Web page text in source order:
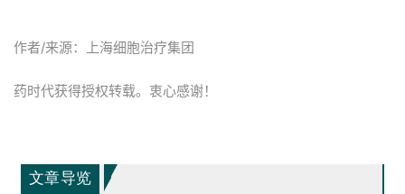
作者/来源：上海细胞治疗集团
药时代获得授权转载。衷心感谢！
文章导览